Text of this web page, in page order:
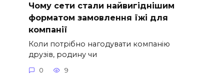
Чому сети стали найвигіднішим
форматом замовлення їжі для
компанії
Коли потрібно нагодувати компанію
друзів, родину чи
0 9